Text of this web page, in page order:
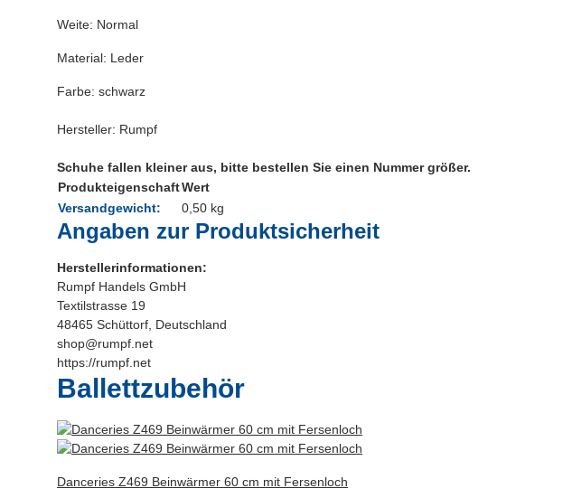
Weite: Normal
Material: Leder
Farbe: schwarz
Hersteller: Rumpf
Schuhe fallen kleiner aus, bitte bestellen Sie einen Nummer größer.
ProdukteigenschaftWert
Versandgewicht:
0,50 kg
Angaben zur Produktsicherheit
Herstellerinformationen:
Rumpf Handels GmbH
Textilstrasse 19
48465 Schüttorf, Deutschland
shop@rumpf.net
https://rumpf.net
Ballettzubehör
Danceries Z469 Beinwärmer 60 cm mit Fersenloch